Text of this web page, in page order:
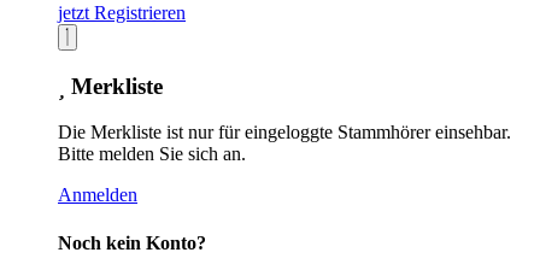
jetzt Registrieren
Merkliste
Die Merkliste ist nur für eingeloggte Stammhörer einsehbar.
Bitte melden Sie sich an.
Anmelden
Noch kein Konto?